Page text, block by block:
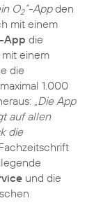
O2“-Appden
mit einem
App die
einem
die
1.000
„Die App
auf allen
die
und die